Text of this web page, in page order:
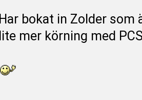
Har bokat in Zolder som
lite mer körning med